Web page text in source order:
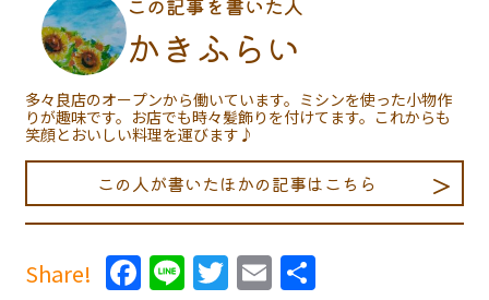
この記事を書いた人
かきふらい
多々良店のオープンから働いています。ミシンを使った小物作
りが趣味です。お店でも時々髪飾りを付けてます。これからも
笑顔とおいしい料理を運びます♪
この人が書いたほかの記事はこちら
Share! Facebook
LineTwitter
Email